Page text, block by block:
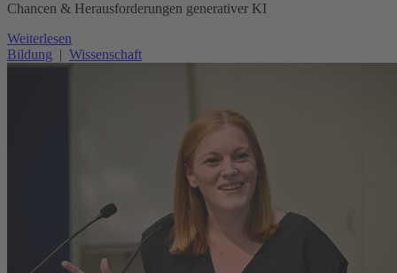
Chancen & Herausforderungen generativer KI
Weiterlesen
Bildung | Wissenschaft